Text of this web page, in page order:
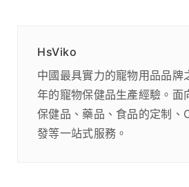
HsViko
中國最具實力的寵物用品品牌
年的寵物保健品生產經驗。面
保健品、藥品、食品的定制、
發等一站式服務。